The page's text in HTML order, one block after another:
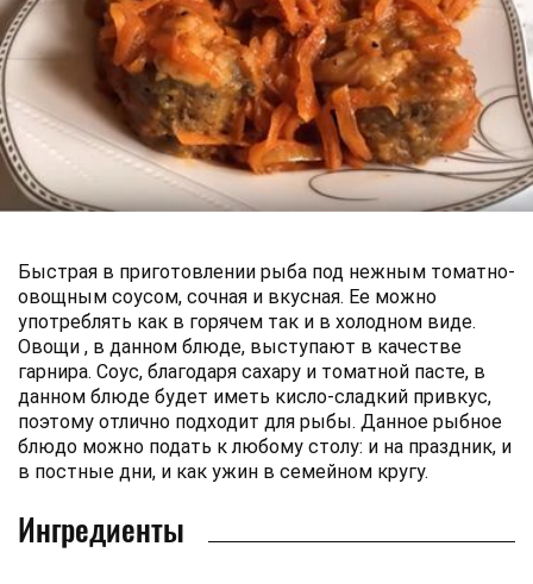
Быстрая в приготовлении рыба под нежным томатно-
овощным соусом, сочная и вкусная. Ее можно
употреблять как в горячем так и в холодном виде.
Овощи , в данном блюде, выступают в качестве
гарнира. Соус, благодаря сахару и томатной пасте, в
данном блюде будет иметь кисло-сладкий привкус,
поэтому отлично подходит для рыбы. Данное рыбное
блюдо можно подать к любому столу: и на праздник, и
в постные дни, и как ужин в семейном кругу.
Ингредиенты